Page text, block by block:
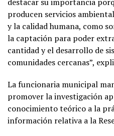
producen servicios
y la calidad humana, como
la captación para poder
cantidad y el desarrollo de
comunidades cercanas”,
La funcionaria municipal
promover la investigación
conocimiento teórico a la
información relativa a la